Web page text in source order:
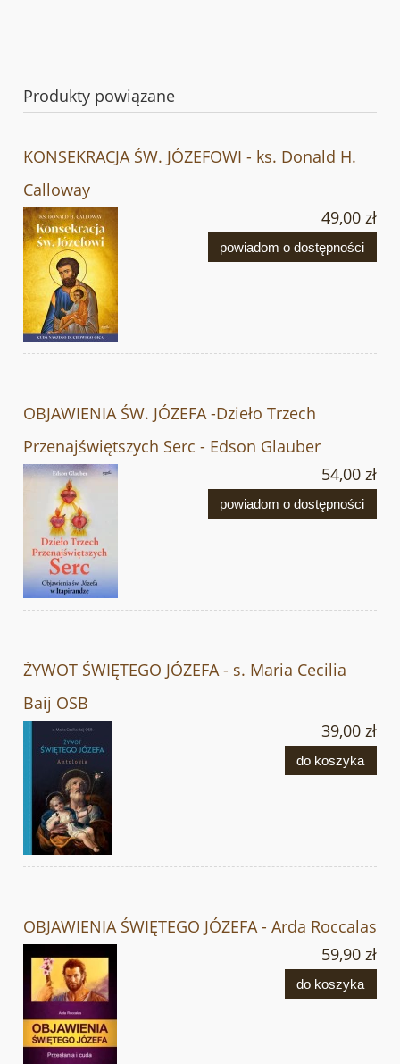
Produkty powiązane
KONSEKRACJA ŚW. JÓZEFOWI - ks. Donald H.
Calloway
49,00 zł
powiadom o dostępności
OBJAWIENIA ŚW. JÓZEFA -Dzieło Trzech
Przenajświętszych Serc - Edson Glauber
54,00 zł
powiadom o dostępności
ŻYWOT ŚWIĘTEGO JÓZEFA - s. Maria Cecilia
Baij OSB
39,00 zł
do koszyka
OBJAWIENIA ŚWIĘTEGO JÓZEFA - Arda Roccalas
59,90 zł
do koszyka